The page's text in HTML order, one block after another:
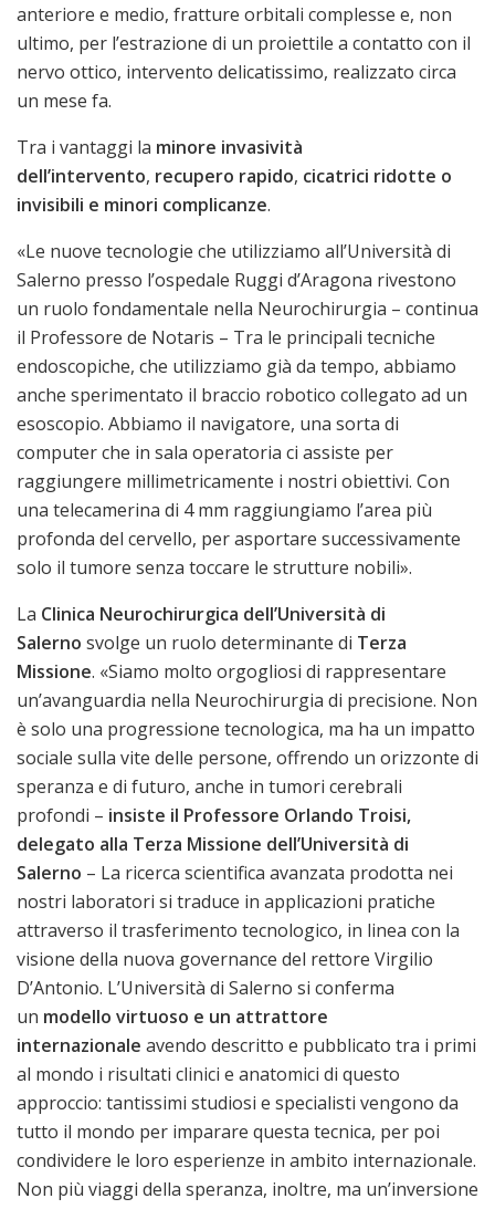
anteriore e medio, fratture orbitali complesse e, non
ultimo, per l’estrazione di un proiettile a contatto con il
nervo ottico, intervento delicatissimo, realizzato circa
un mese fa.
Tra i vantaggi la minore invasività
dell’intervento, recupero rapido, cicatrici ridotte o
invisibili e minori complicanze.
«Le nuove tecnologie che utilizziamo all’Università di
Salerno presso l’ospedale Ruggi d’Aragona rivestono
un ruolo fondamentale nella Neurochirurgia – continua
il Professore de Notaris – Tra le principali tecniche
endoscopiche, che utilizziamo già da tempo, abbiamo
anche sperimentato il braccio robotico collegato ad un
esoscopio. Abbiamo il navigatore, una sorta di
computer che in sala operatoria ci assiste per
raggiungere millimetricamente i nostri obiettivi. Con
una telecamerina di 4 mm raggiungiamo l’area più
profonda del cervello, per asportare successivamente
solo il tumore senza toccare le strutture nobili».
La Clinica Neurochirurgica dell’Università di
Salerno svolge un ruolo determinante di Terza
Missione. «Siamo molto orgogliosi di rappresentare
un’avanguardia nella Neurochirurgia di precisione. Non
è solo una progressione tecnologica, ma ha un impatto
sociale sulla vite delle persone, offrendo un orizzonte di
speranza e di futuro, anche in tumori cerebrali
profondi – insiste il Professore Orlando Troisi,
delegato alla Terza Missione dell’Università di
Salerno – La ricerca scientifica avanzata prodotta nei
nostri laboratori si traduce in applicazioni pratiche
attraverso il trasferimento tecnologico, in linea con la
visione della nuova governance del rettore Virgilio
D’Antonio. L’Università di Salerno si conferma
un modello virtuoso e un attrattore
internazionale avendo descritto e pubblicato tra i primi
al mondo i risultati clinici e anatomici di questo
approccio: tantissimi studiosi e specialisti vengono da
tutto il mondo per imparare questa tecnica, per poi
condividere le loro esperienze in ambito internazionale.
Non più viaggi della speranza, inoltre, ma un’inversione